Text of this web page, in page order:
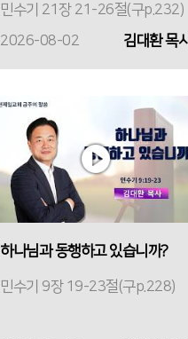
민수기 21장 21-26절(구p.232)
2026-08-02
김대환 목
하나님과 동행하고 있습니까?
민수기 9장 19-23절(구p.228)